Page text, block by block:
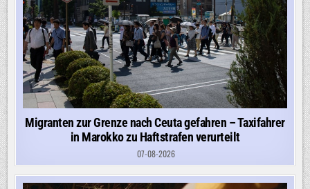
Migranten zur Grenze nach Ceuta gefahren – Taxifahrer
in Marokko zu Haftstrafen verurteilt
07-08-2026